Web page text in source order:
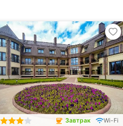
Завтрак Wi-Fi